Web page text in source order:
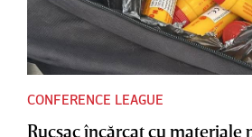
CONFERENCE LEAGUE
Rucsac încărcat cu materiale